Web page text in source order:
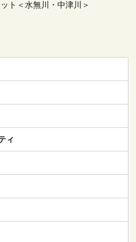
ト＜水無川・中津川＞
ィ